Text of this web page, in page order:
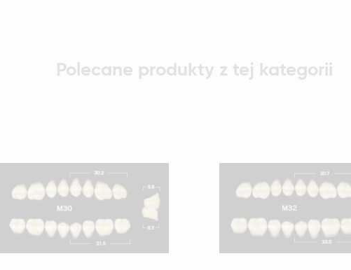
Polecane produkty z tej kategorii